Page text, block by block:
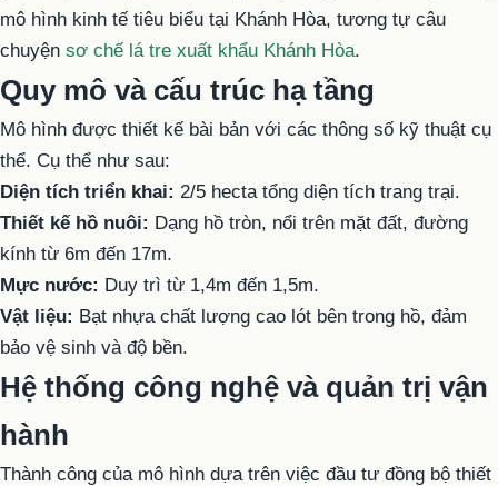
mô hình kinh tế tiêu biểu tại Khánh Hòa, tương tự câu
chuyện sơ chế lá tre xuất khẩu Khánh Hòa.
Quy mô và cấu trúc hạ tầng
Mô hình được thiết kế bài bản với các thông số kỹ thuật cụ
thể. Cụ thể như sau:
Diện tích triển khai: 2/5 hecta tổng diện tích trang trại.
Thiết kế hồ nuôi: Dạng hồ tròn, nổi trên mặt đất, đường
kính từ 6m đến 17m.
Mực nước: Duy trì từ 1,4m đến 1,5m.
Vật liệu: Bạt nhựa chất lượng cao lót bên trong hồ, đảm
bảo vệ sinh và độ bền.
Hệ thống công nghệ và quản trị vận
hành
Thành công của mô hình dựa trên việc đầu tư đồng bộ thiết